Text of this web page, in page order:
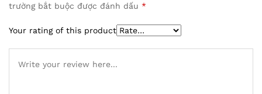
trường bắt buộc được đánh dấu *
Your rating of this product